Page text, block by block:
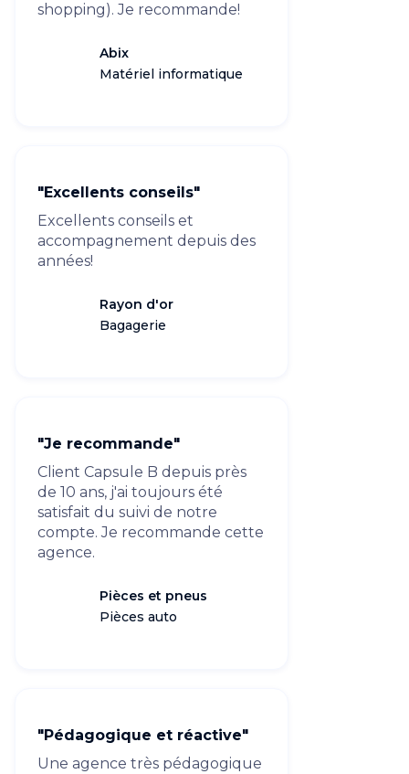
shopping). Je recommande!
Abix
Matériel informatique
"Excellents conseils"
Excellents conseils et
accompagnement depuis des
années!
Rayon d'or
Bagagerie
"Je recommande"
Client Capsule B depuis près
de 10 ans, j'ai toujours été
satisfait du suivi de notre
compte. Je recommande cette
agence.
Pièces et pneus
Pièces auto
"Pédagogique et réactive"
Une agence très pédagogique